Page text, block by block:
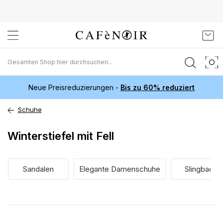
Inhalt
springen
Neue Preisreduzierungen - Bis zu 60% reduziert
Schuhe
Winterstiefel mit Fell
Sandalen Elegante Damenschuhe Slingback